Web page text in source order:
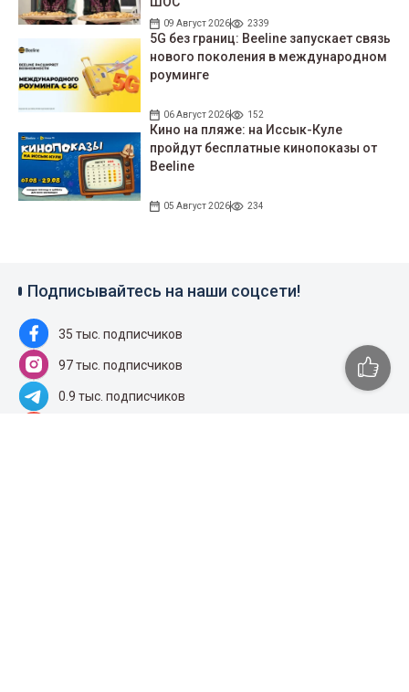
09 Август 2026 2339
5G без границ: Beeline запускает связь
нового поколения в международном
роуминге
06 Август 2026 152
Кино на пляже: на Иссык-Куле
пройдут беcплатные кинопоказы от
Beeline
05 Август 2026 234
Подписывайтесь на наши соцсети!
35 тыс. подписчиков
97 тыс. подписчиков
0.9 тыс. подписчиков